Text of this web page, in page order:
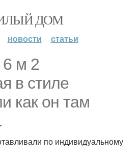
ДОМ
новости статьи
м 2
в стиле
как он там
по индивидуальному